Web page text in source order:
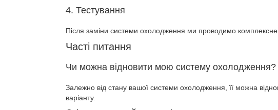
4. Тестування
Після заміни системи охолодження ми проводимо
Часті питання
Чи можна відновити мою систему охолодження?
Залежно від стану вашої системи охолодження, її можна
варіанту.